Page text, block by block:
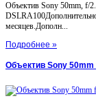
Объектив Sony 50mm, f/
месяцев.Дополн...
Подробнее »
Объектив Sony